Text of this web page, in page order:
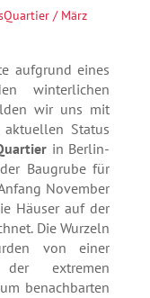
aufgrund eines
winterlichen
wir uns mit
aktuellen Status
in Berlin-
Baugrube für
November
Häuser auf der
Die Wurzeln
von einer
extremen
benachbarten